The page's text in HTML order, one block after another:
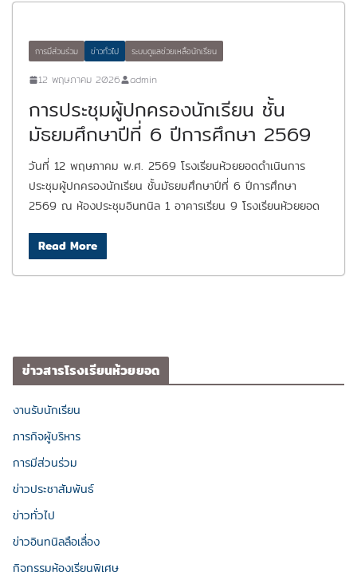
การมีส่วนร่วม ข่าวทั่วไป ระบบดูแลช่วยเหลือนักเรียน
12 พฤษภาคม 2026 admin
การประชุมผู้ปกครองนักเรียน ชั้น
มัธยมศึกษาปีที่ 6 ปีการศึกษา 2569
วันที่ 12 พฤษภาคม พ.ศ. 2569 โรงเรียนห้วยยอดดำเนินการ
ประชุมผู้ปกครองนักเรียน ชั้นมัธยมศึกษาปีที่ 6 ปีการศึกษา
2569 ณ ห้องประชุมอินทนิล 1 อาคารเรียน 9 โรงเรียนห้วยยอด
Read More
ข่าวสารโรงเรียนห้วยยอด
งานรับนักเรียน
ภารกิจผู้บริหาร
การมีส่วนร่วม
ข่าวประชาสัมพันธ์
ข่าวทั่วไป
ข่าวอินทนิลลือเลื่อง
กิจกรรมห้องเรียนพิเศษ